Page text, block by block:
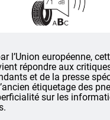
l’Union européenne,
répondre aux
et de la presse
étiquetage des
sur les